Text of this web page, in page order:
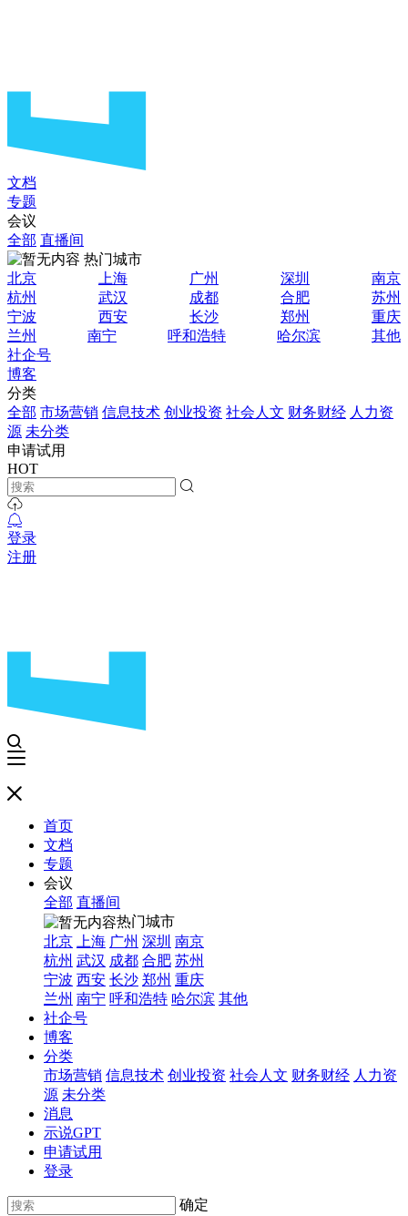
文档
专题
会议
全部 直播间
热门城市
北京
上海 广州 深圳
南京
杭州
武汉 成都 合肥
苏州
宁波
西安 长沙 郑州
重庆
兰州
南宁 呼和浩特 哈尔滨
其他
社企号
博客
分类
全部 市场营销 信息技术 创业投资 社会人文 财务财经 人力资
源 未分类
申请试用
HOT
登录
注册
首页
文档
专题
会议
全部 直播间
热门城市
北京
上海 广州 深圳 南京
杭州 武汉 成都 合肥 苏州
宁波 西安 长沙 郑州 重庆
兰州 南宁 呼和浩特 哈尔滨 其他
社企号
博客
分类
市场营销 信息技术 创业投资 社会人文 财务财经 人力资
源 未分类
消息
示说GPT
申请试用
登录
确定